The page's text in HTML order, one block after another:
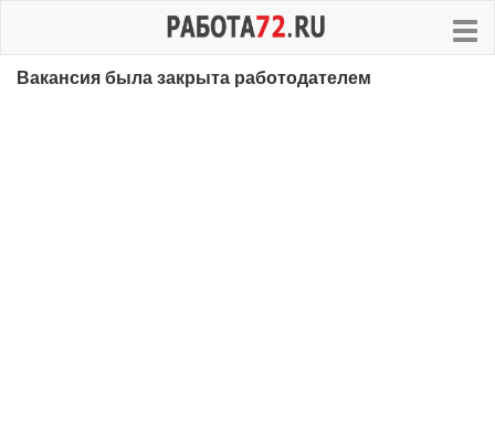
Вакансия была закрыта работодателем